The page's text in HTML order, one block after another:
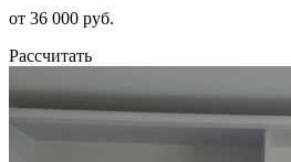
от 36 000 руб.
Рассчитать